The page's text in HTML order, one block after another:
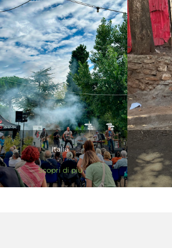
Italia
Scopri di più